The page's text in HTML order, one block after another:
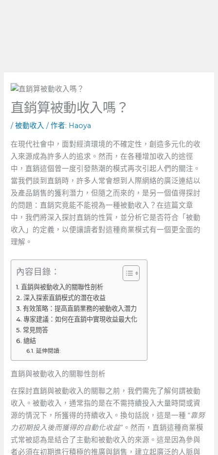
直銷算被動收入嗎？
/被動收入 / 作者: Haoya
在現代社會中，面對經濟環境的不確定性，創造多元化的收
入來源成為許多人的追求。然而，在各種增加收入的途徑
中，直銷這個曾一度引發熱潮的模式再次引起人們的關注。
當我們談到直銷時，許多人常會想到人際網絡的廣泛連結以
及產品銷售的獲利潛力，但隨之而來的，是另一個值得探討
的問題：直銷究竟能不能視為一種被動收入？在這篇文章
中，我們將深入探討直銷的性質，並分析它是否符合「被動
收入」的定義，以便讓讀者對這種商業模式有一個更全面的
理解。
內容目錄：
直銷與被動收入的關聯性剖析
深入探索直銷模式的潛在收益
有效策略：提高直銷業務的被動收入潛力
專家建議：如何在直銷中實現收益最大化
常見問答
總結
延伸閱讀:
直銷與被動收入的關聯性剖析
在探討直銷與被動收入的關聯之前，我們需先了解何謂被動
收入。被動收入，通常指的是在不需持續投入大量時間或資
源的情況下，所獲得的持續收入。換句話說，這是一種 “靠努
力初期投入後而獲得的自動化收益”。然而，直銷這種商業模
式常被認為是結合了主動和被動收入的來源。這是因為參與
者必須在初期進行積極的推廣與銷售，建立起廣泛的人脈與